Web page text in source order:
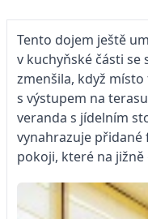
Tento dojem ještě
v kuchyňské části
zmenšila, když
s výstupem na
veranda s jídelním
vynahrazuje přidané
pokoji, které na